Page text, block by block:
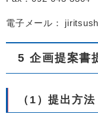
電子メール：
5 企画提案書
（1）提出方